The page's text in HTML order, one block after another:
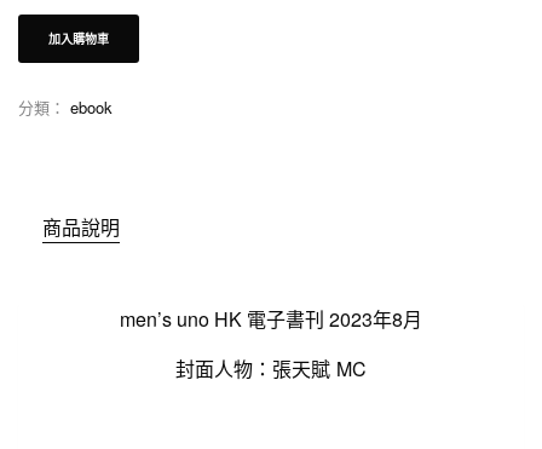
加入購物車
分類： ebook
商品說明
men’s uno HK 電子書刊 2023年8月
封面人物：張天賦 MC